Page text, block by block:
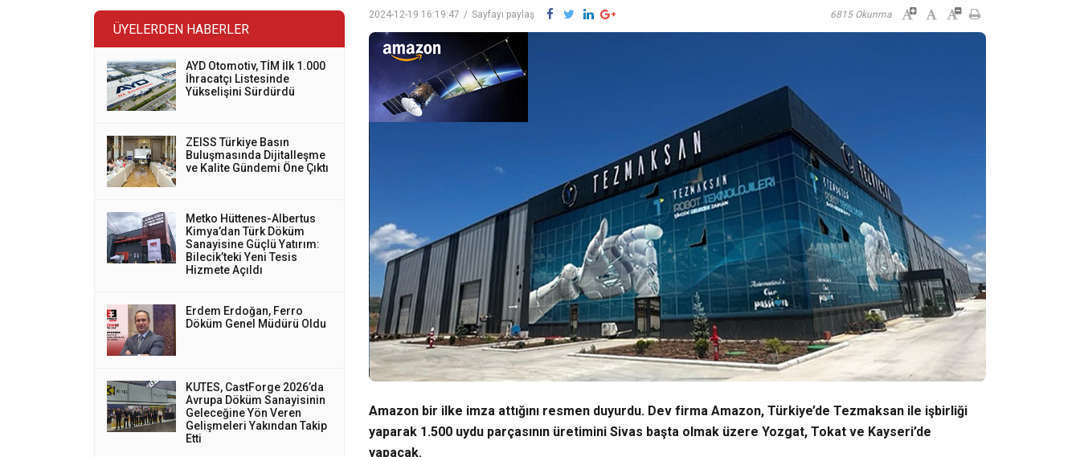
ÜYELERDEN HABERLER
AYD Otomotiv, TİM İlk 1.000
İhracatçı Listesinde
Yükselişini Sürdürdü
ZEISS Türkiye Basın
Buluşmasında Dijitalleşme
ve Kalite Gündemi Öne Çıktı
Metko Hüttenes-Albertus
Kimya’dan Türk Döküm
Sanayisine Güçlü Yatırım:
Bilecik’teki Yeni Tesis
Hizmete Açıldı
Erdem Erdoğan, Ferro
Döküm Genel Müdürü Oldu
KUTES, CastForge 2026’da
Avrupa Döküm Sanayisinin
Geleceğine Yön Veren
Gelişmeleri Yakından Takip
Etti
2024-12-19 16:19:47 / Sayfayı paylaş 6815 Okunma
Amazon bir ilke imza attığını resmen duyurdu. Dev firma Amazon, Türkiye’de Tezmaksan ile işbirliği
yaparak 1.500 uydu parçasının üretimini Sivas başta olmak üzere Yozgat, Tokat ve Kayseri’de
yapacak.